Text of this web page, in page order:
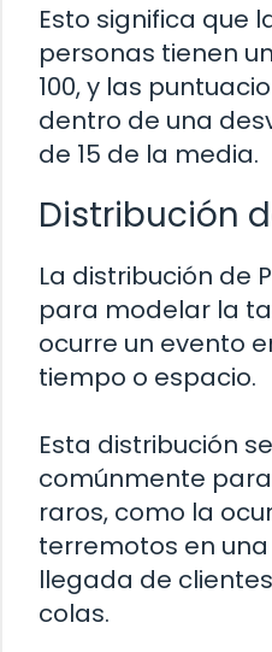
Esto significa que
personas tienen
100, y las
dentro de una
de 15 de la media.
Distribución
La distribución de
para modelar la
ocurre un evento
tiempo o espacio.
Esta distribución
comúnmente
raros, como la
terremotos en
llegada de
colas.